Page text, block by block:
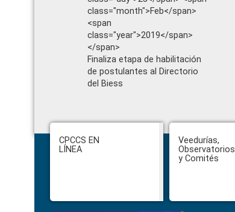
class="month">Feb</span>
<span
class="year">2019</span>
</span>
Finaliza etapa de habilitación
de postulantes al Directorio
del Biess
Footer
CPCCS EN
LÍNEA
Veedurías,
Observatorios
y Comités